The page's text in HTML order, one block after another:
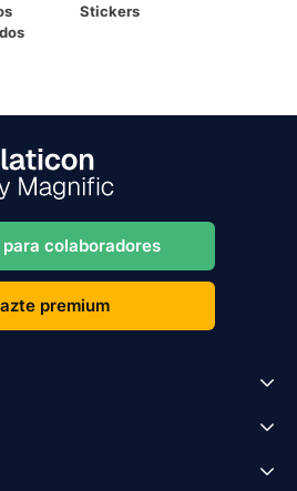
Stickers
colaboradores
premium